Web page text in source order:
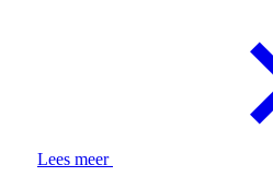
Lees meer